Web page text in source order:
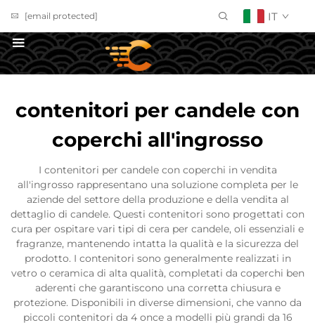
[email protected] IT
contenitori per candele con
coperchi all'ingrosso
I contenitori per candele con coperchi in vendita
all'ingrosso rappresentano una soluzione completa per le
aziende del settore della produzione e della vendita al
dettaglio di candele. Questi contenitori sono progettati con
cura per ospitare vari tipi di cera per candele, oli essenziali e
fragranze, mantenendo intatta la qualità e la sicurezza del
prodotto. I contenitori sono generalmente realizzati in
vetro o ceramica di alta qualità, completati da coperchi ben
aderenti che garantiscono una corretta chiusura e
protezione. Disponibili in diverse dimensioni, che vanno da
piccoli contenitori da 4 once a modelli più grandi da 16